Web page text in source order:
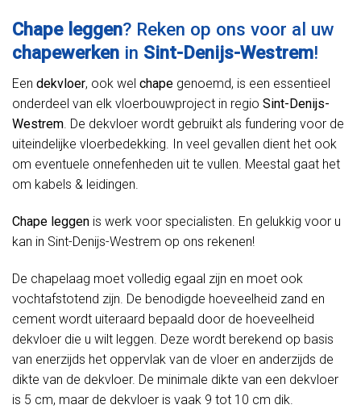
Chape leggen? Reken op ons voor al uw
chapewerken in Sint-Denijs-Westrem!
Een dekvloer, ook wel chape genoemd, is een essentieel
onderdeel van elk vloerbouwproject in regio Sint-Denijs-
Westrem. De dekvloer wordt gebruikt als fundering voor de
uiteindelijke vloerbedekking. In veel gevallen dient het ook
om eventuele onnefenheden uit te vullen. Meestal gaat het
om kabels & leidingen.
Chape leggen is werk voor specialisten. En gelukkig voor u
kan in Sint-Denijs-Westrem op ons rekenen!
De chapelaag moet volledig egaal zijn en moet ook
vochtafstotend zijn. De benodigde hoeveelheid zand en
cement wordt uiteraard bepaald door de hoeveelheid
dekvloer die u wilt leggen. Deze wordt berekend op basis
van enerzijds het oppervlak van de vloer en anderzijds de
dikte van de dekvloer. De minimale dikte van een dekvloer
is 5 cm, maar de dekvloer is vaak 9 tot 10 cm dik.